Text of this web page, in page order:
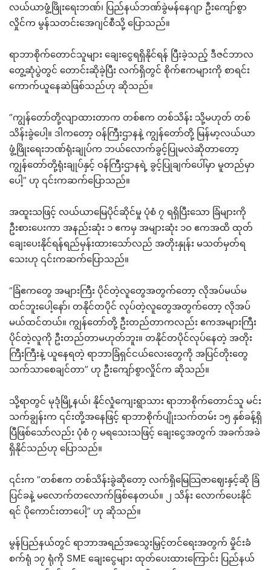
လယ်ယာဖွံ့ဖြိုးရေးဘဏ်၊ ပြည်နယ်ဘဏ်ခွဲမန်နေဂျာ ဦးကျော်စွာ
လှိုင်က မွန်သတင်းအေဂျင်စီသို့ ပြောသည်။
ရာဘာစိုက်တောင်သူများ ချေးငွေရရှိနိုင်ရန် ပြီးခဲ့သည့် ဒီဇင်ဘာလ
တွေ့ဆုံပွဲတွင် တောင်းဆိုခဲ့ပြီး လက်ရှိတွင် စိုက်ဧကများကို စာရင်း
ကောက်ယူနေဆဲဖြစ်သည်ဟု ဆိုသည်။
“ကျွန်တော်တို့လျာထားတာက တစ်ဧက တစ်သိန်း သို့မဟုတ် တစ်
သိန်းခွဲပေါ့။ ဒါကတော့ ဝန်ကြီးဌာနနဲ့ ကျွန်တော်တို့ မြန်မာ့လယ်ယာ
ဖွံ့ဖြိုးရေးဘဏ်ရုံးချုပ်က ဘယ်လောက်ခွင့်ပြုမလဲဆိုတာတော့
ကျွန်တော်တို့ရုံးချုပ်နှင့် ဝန်ကြီးဌာနရဲ့ ခွင့်ပြုချက်ပေါ်မှာ မူတည်မှာ
ပေါ့” ဟု ၎င်းကဆက်ပြောသည်။
အထူးသဖြင့် လယ်ယာမြေပိုင်ဆိုင်မှု ပုံစံ ၇ ရရှိပြီးသော ခြံများကို
ဦးစားပေးကာ အနည်းဆုံး ၁ ဧကမှ အများဆုံး ၁ဝ ဧကအထိ ထုတ်
ချေးပေးနိုင်ရန်ရည်မှန်းထားသော်လည် အတိုးနှုန်း မသတ်မှတ်ရ
သေးဟု ၎င်းကဆက်ပြောသည်။
“ခြံဧကတွေ အများကြီး ပိုင်တဲ့လူတွေအတွက်တော့ လိုအပ်မယ်မ
ထင်ဘူးပေါ့နော်၊ တနိုင်တပိုင် လုပ်တဲ့လူတွေအတွက်တော့ လိုအပ်
မယ်ထင်တယ်။ ကျွန်တော်တို့ ဦးတည်တာကလည်း ဧကအများကြီး
ပိုင်တဲ့လူကို ဦးတည်တာမဟုတ်ဘူး။ တနိုင်တပိုင်လုပ်နေတဲ့ အတိုး
ကြီးကြီးနဲ့ ယူနေရတဲ့ ရာဘာခြံရှင်ငယ်လေးတွေကို အပြင်တိုးတွေ
သက်သာစေချင်တာ” ဟု ဦးကျော်စွာလှိုင်က ဆိုသည်။
သို့ရာတွင် မုဒုံမြို့နယ်၊ နိုင်လှုံကျေးရွာသား ရာဘာစိုက်တောင်သူ မင်း
သက်ချွန်းက ၎င်းတို့အနေဖြင့် ရာဘာစိုက်ပျိုးသက်တမ်း ၁၅ နှစ်ခန့်ရှိ
ပြီဖြစ်သော်လည်း ပုံစံ ၇ မရသေးသဖြင့် ချေးငွေအတွက် အခက်အခဲ
ရှိနိုင်သည်ဟု ပြောသည်။
၎င်းက “တစ်ဧက တစ်သိန်းခွဲဆိုတော့ လက်ရှိမြေသြဇာဈေးနှင့်ဆို ခြံ
ပြင်ခနဲ့ မလောက်တလောက်ဖြစ်နေတယ်။ ၂ သိန်း လောက်ပေးနိုင်
ရင် ပိုကောင်းတာပေါ့” ဟု ဆိုသည်။
မွန်ပြည်နယ်တွင် ရာဘာအရည်အသွေးမြှင့်တင်ရေးအတွက် မှိုင်းခံ
စက်ရုံ ၁၇ ရုံကို SME ချေးငွေများ ထုတ်ပေးထားကြောင်း ပြည်နယ်